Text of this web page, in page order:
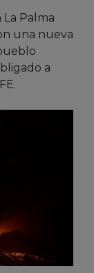
Palma
una nueva
a